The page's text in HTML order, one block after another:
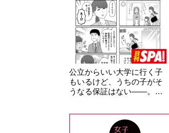
公立からいい大学に行く子
もいるけど、うちの子がそ
うなる保証はない――。…